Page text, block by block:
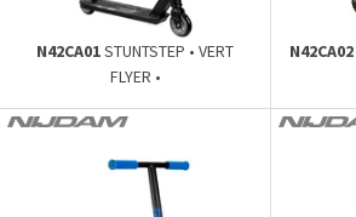
N42CA01STUNTSTEP • VERT
FLYER •
N42CA02